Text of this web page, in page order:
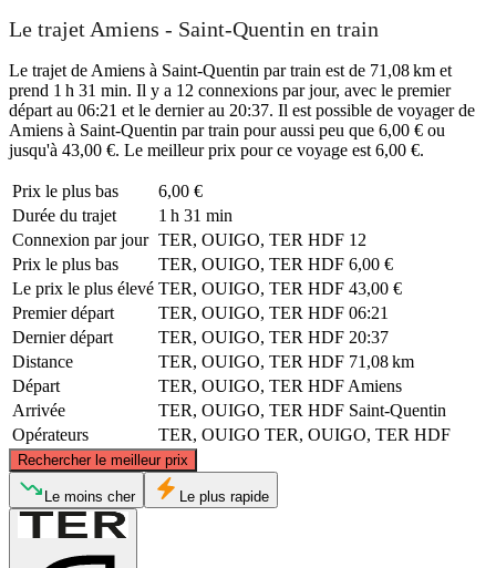
Le trajet Amiens - Saint-Quentin en train
Le trajet de Amiens à Saint-Quentin par train est de 71,08 km et
prend 1 h 31 min. Il y a 12 connexions par jour, avec le premier
départ au 06:21 et le dernier au 20:37. Il est possible de voyager de
Amiens à Saint-Quentin par train pour aussi peu que 6,00 € ou
jusqu'à 43,00 €. Le meilleur prix pour ce voyage est 6,00 €.
Prix ​​le plus bas
6,00 €
Durée du trajet
1 h 31 min
Connexion par jour TER, OUIGO, TER HDF 12
Prix ​​le plus bas
TER, OUIGO, TER HDF 6,00 €
Le prix le plus élevé TER, OUIGO, TER HDF 43,00 €
Premier départ
TER, OUIGO, TER HDF 06:21
Dernier départ
TER, OUIGO, TER HDF 20:37
Distance
TER, OUIGO, TER HDF 71,08 km
Départ
TER, OUIGO, TER HDF Amiens
Arrivée
TER, OUIGO, TER HDF Saint-Quentin
Opérateurs
TER, OUIGO TER, OUIGO, TER HDF
Rechercher le meilleur prix
© CARTO, ©OpenStreetMapcontributors
Le moins cher Le plus rapide